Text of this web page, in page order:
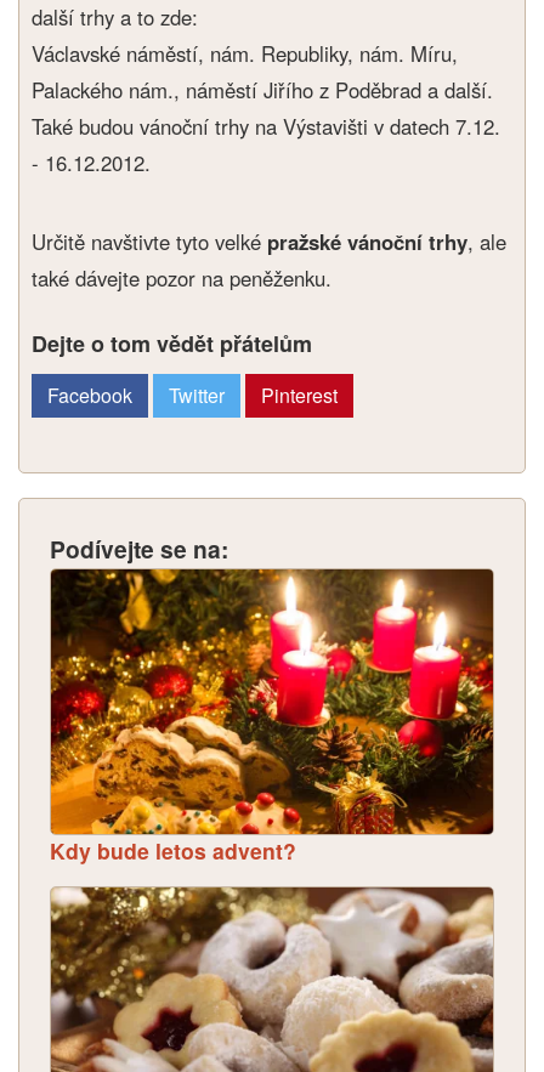
další trhy a to zde:
Václavské náměstí, nám. Republiky, nám. Míru,
Palackého nám., náměstí Jiřího z Poděbrad a další.
Také budou vánoční trhy na Výstavišti v datech 7.12.
- 16.12.2012.
Určitě navštivte tyto velké pražské vánoční trhy, ale
také dávejte pozor na peněženku.
Dejte o tom vědět přátelům
Facebook Twitter Pinterest
Podívejte se na:
Kdy bude letos advent?